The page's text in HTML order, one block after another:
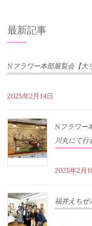
最新記事
Nフラワー本部展覧会【大
2025年2月14日
Nフラワー
川丸にて行
2025年2月
福井えちぜ